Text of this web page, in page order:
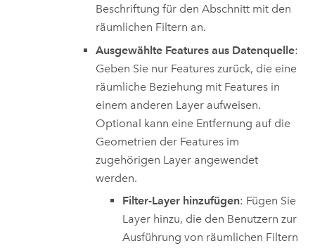
Beschriftung für den Abschnitt mit den
räumlichen Filtern an.
Ausgewählte Features aus Datenquelle:
Geben Sie nur Features zurück, die eine
räumliche Beziehung mit Features in
einem anderen Layer aufweisen.
Optional kann eine Entfernung auf die
Geometrien der Features im
zugehörigen Layer angewendet
werden.
Filter-Layer hinzufügen: Fügen Sie
Layer hinzu, die den Benutzern zur
Ausführung von räumlichen Filtern